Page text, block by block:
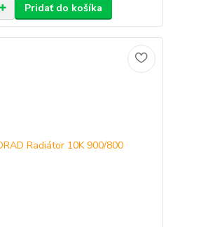
Pridať do košíka